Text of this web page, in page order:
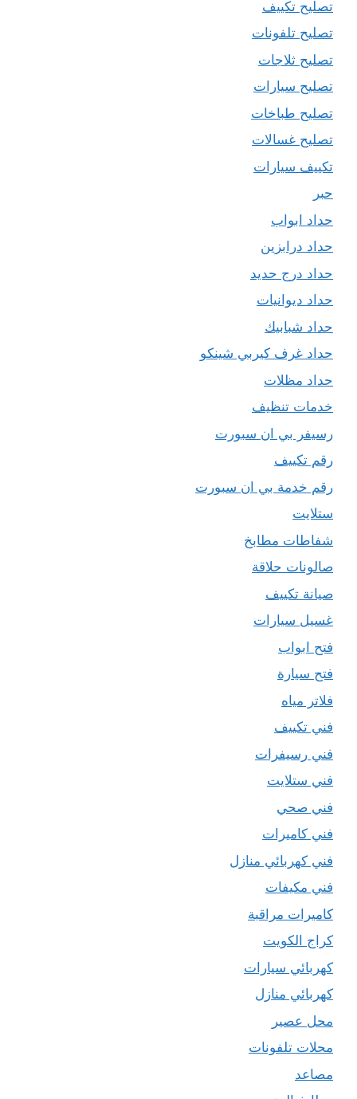
تصليح تكييف
تصليح تلفونات
تصليح ثلاجات
تصليح سيارات
تصليح طباخات
تصليح غسالات
تكييف سيارات
حبر
حداد ابواب
حداد درابزين
حداد درج حديد
حداد ديوانيات
حداد شبابيك
حداد غرف كيربي شينكو
حداد مظلات
خدمات تنظيف
رسيفر بي ان سبورت
رقم تكييف
رقم خدمة بي ان سبورت
ستلايت
شفاطات مطابخ
صالونات حلاقة
صيانة تكييف
غسيل سيارات
فتح ابواب
فتح سيارة
فلاتر مياه
فني تكييف
فني رسيفرات
فني ستلايت
فني صحي
فني كاميرات
فني كهربائي منازل
فني مكيفات
كاميرات مراقبة
كراج الكويت
كهربائي سيارات
كهربائي منازل
محل عصير
محلات تلفونات
مصاعد